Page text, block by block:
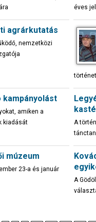
éves
agrárkutatás
nemzetközi
amiken a
kiadását
A
múzeum
23-a és január
A